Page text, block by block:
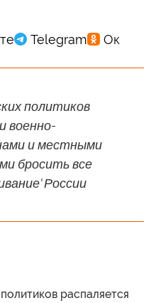
политиков
военно-
и местными
бросить все
России
распаляется